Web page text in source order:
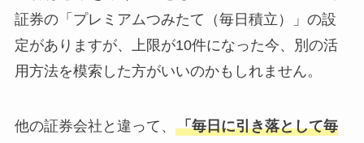
証券の「プレミアムつみたて（毎日積立）」の設
定がありますが、上限が10件になった今、別の活
用方法を模索した方がいいのかもしれません。
他の証券会社と違って、 「毎日に引き落として毎